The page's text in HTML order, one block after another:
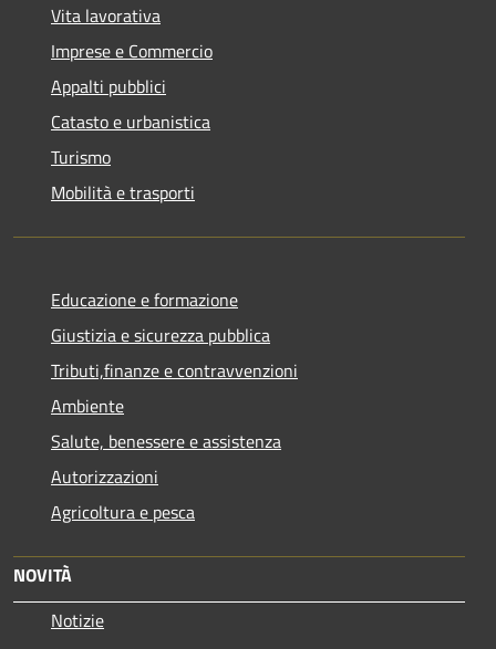
Vita lavorativa
Imprese e Commercio
Appalti pubblici
Catasto e urbanistica
Turismo
Mobilità e trasporti
Educazione e formazione
Giustizia e sicurezza pubblica
Tributi,finanze e contravvenzioni
Ambiente
Salute, benessere e assistenza
Autorizzazioni
Agricoltura e pesca
NOVITÀ
Notizie